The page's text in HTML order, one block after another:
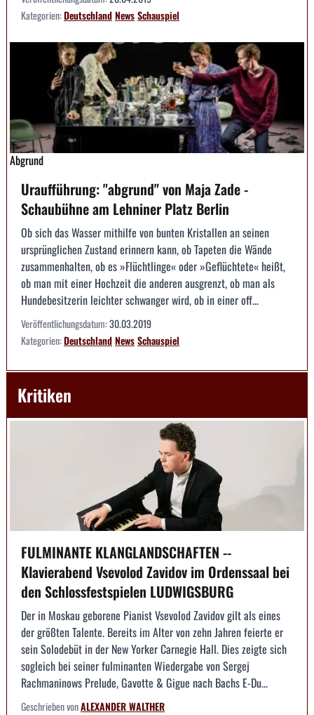
Kategorien:DeutschlandNewsSchauspiel
Abgrund
Uraufführung: "abgrund" von Maja Zade -
Schaubühne am Lehniner Platz Berlin
Ob sich das Wasser mithilfe von bunten Kristallen an seinen
ursprünglichen Zustand erinnern kann, ob Tapeten die Wände
zusammenhalten, ob es »Flüchtlinge« oder »Geflüchtete« heißt,
ob man mit einer Hochzeit die anderen ausgrenzt, ob man als
Hundebesitzerin leichter schwanger wird, ob in einer off...
Veröffentlichungsdatum:30.03.2019
Kategorien:DeutschlandNewsSchauspiel
Kritiken
FULMINANTE KLANGLANDSCHAFTEN --
Klavierabend Vsevolod Zavidov im Ordenssaal bei
den Schlossfestspielen LUDWIGSBURG
Der in Moskau geborene Pianist Vsevolod Zavidov gilt als eines
der größten Talente. Bereits im Alter von zehn Jahren feierte er
sein Solodebüt in der New Yorker Carnegie Hall. Dies zeigte sich
sogleich bei seiner fulminanten Wiedergabe von Sergej
Rachmaninows Prelude, Gavotte & Gigue nach Bachs E-Du...
Geschrieben vonALEXANDER WALTHER